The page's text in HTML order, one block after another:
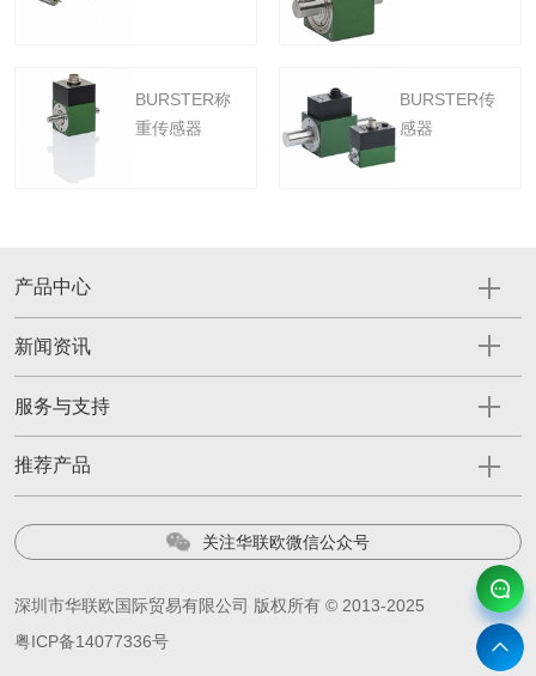
BURSTER称
重传感器
BURSTER传
感器
产品中心
新闻资讯
服务与支持
推荐产品
关注华联欧微信公众号
深圳市华联欧国际贸易有限公司 版权所有 © 2013-2025
粤ICP备14077336号